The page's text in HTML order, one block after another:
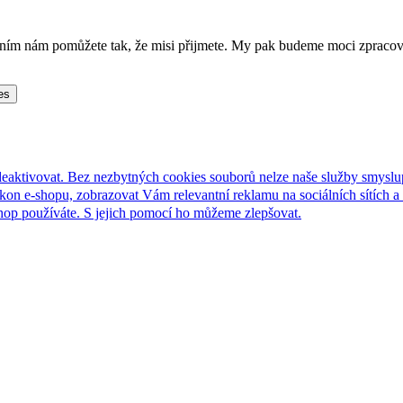
nám pomůžete tak, že misi přijmete. My pak budeme moci
Bez nezbytných cookies souborů nelze naše služby
e-shopu, zobrazovat Vám relevantní reklamu na sociálních sítích
používáte. S jejich pomocí ho můžeme zlepšovat.